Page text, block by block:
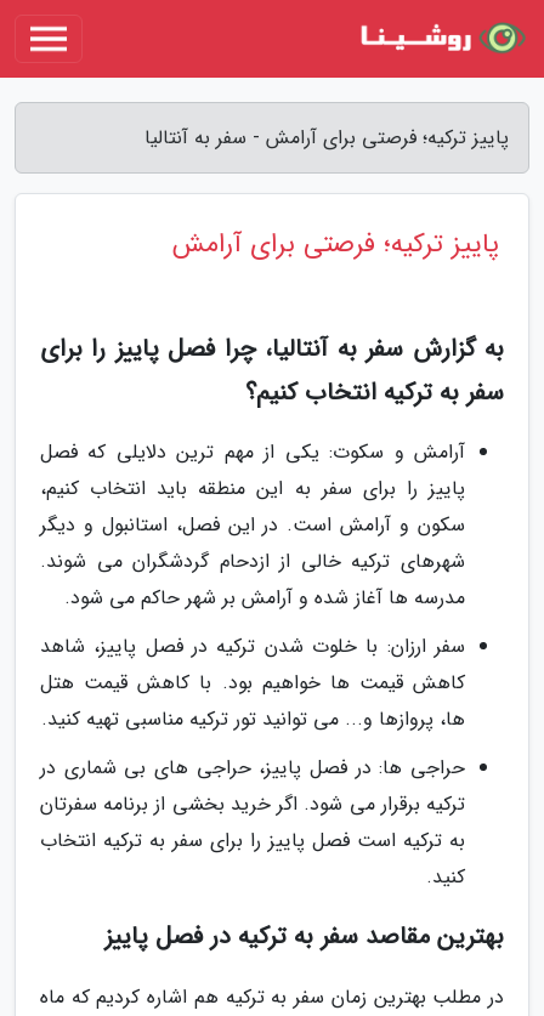
پاییز ترکیه؛ فرصتی برای آرامش - سفر به آنتالیا
پاییز ترکیه؛ فرصتی برای آرامش
به گزارش سفر به آنتالیا، چرا فصل پاییز را برای
سفر به ترکیه انتخاب کنیم؟
آرامش و سکوت: یکی از مهم ترین دلایلی که فصل
پاییز را برای سفر به این منطقه باید انتخاب کنیم،
سکون و آرامش است. در این فصل، استانبول و دیگر
شهرهای ترکیه خالی از ازدحام گردشگران می شوند.
مدرسه ها آغاز شده و آرامش بر شهر حاکم می شود.
سفر ارزان: با خلوت شدن ترکیه در فصل پاییز، شاهد
کاهش قیمت ها خواهیم بود. با کاهش قیمت هتل
ها، پروازها و... می توانید تور ترکیه مناسبی تهیه کنید.
حراجی ها: در فصل پاییز، حراجی های بی شماری در
ترکیه برقرار می شود. اگر خرید بخشی از برنامه سفرتان
به ترکیه است فصل پاییز را برای سفر به ترکیه انتخاب
کنید.
بهترین مقاصد سفر به ترکیه در فصل پاییز
در مطلب بهترین زمان سفر به ترکیه هم اشاره کردیم که ماه